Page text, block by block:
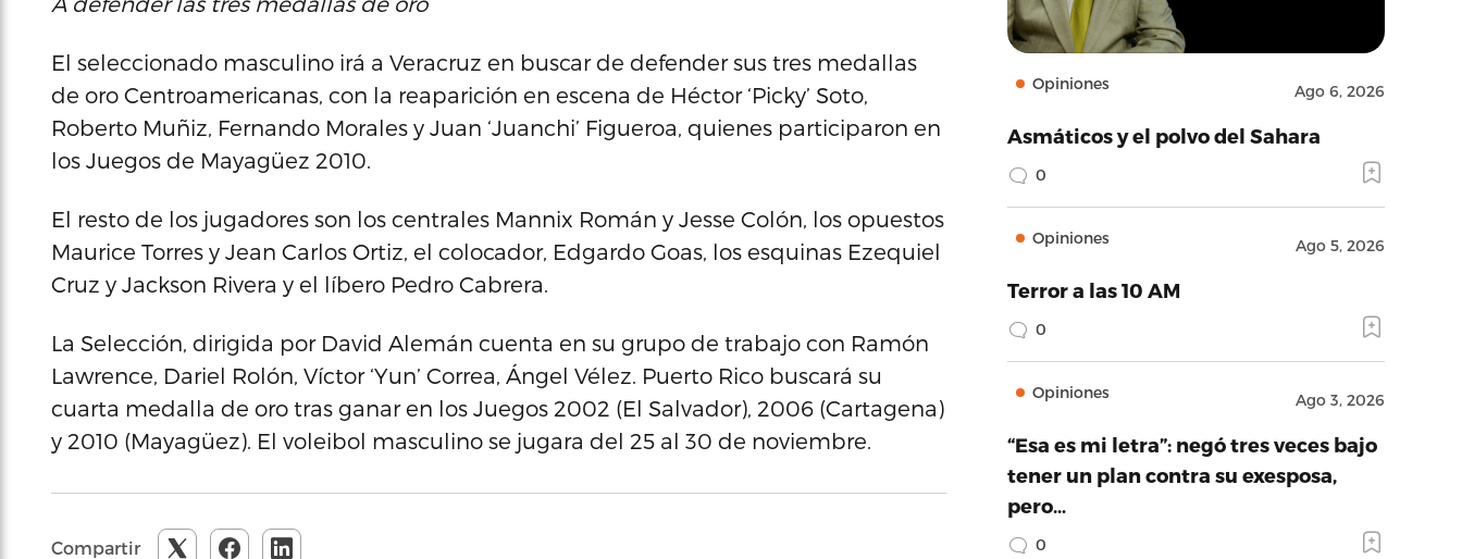
El seleccionado masculino irá a Veracruz en buscar de defender sus tres medallas
de oro Centroamericanas, con la reaparición en escena de Héctor ‘Picky’ Soto,
Roberto Muñiz, Fernando Morales y Juan ‘Juanchi’ Figueroa, quienes participaron en
los Juegos de Mayagüez 2010.
El resto de los jugadores son los centrales Mannix Román y Jesse Colón, los opuestos
Maurice Torres y Jean Carlos Ortiz, el colocador, Edgardo Goas, los esquinas Ezequiel
Cruz y Jackson Rivera y el líbero Pedro Cabrera.
La Selección, dirigida por David Alemán cuenta en su grupo de trabajo con Ramón
Lawrence, Dariel Rolón, Víctor ‘Yun’ Correa, Ángel Vélez. Puerto Rico buscará su
cuarta medalla de oro tras ganar en los Juegos 2002 (El Salvador), 2006 (Cartagena)
y 2010 (Mayagüez). El voleibol masculino se jugara del 25 al 30 de noviembre.
Compartir
Opiniones Ago 6, 2026
Asmáticos y el polvo del Sahara
0
Opiniones Ago 5, 2026
Terror a las 10 AM
0
Opiniones Ago 3, 2026
“Esa es mi letra”: negó tres veces bajo
tener un plan contra su exesposa,
pero…
0